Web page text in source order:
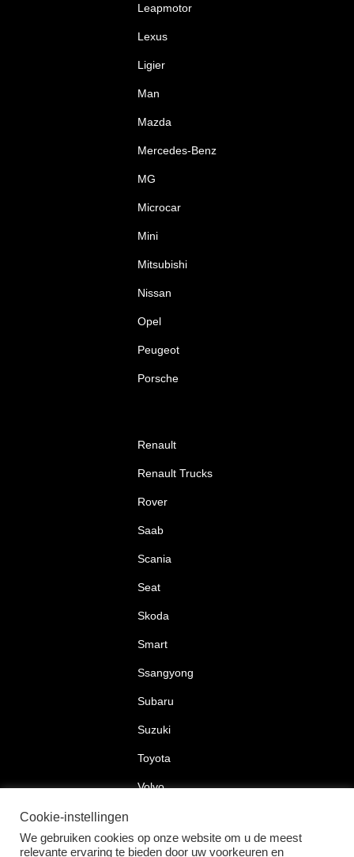
Leapmotor
Lexus
Ligier
Man
Mazda
Mercedes-Benz
MG
Microcar
Mini
Mitsubishi
Nissan
Opel
Peugeot
Porsche
Renault
Renault Trucks
Rover
Saab
Scania
Seat
Skoda
Smart
Ssangyong
Subaru
Suzuki
Toyota
Volvo
Cookie-instellingen
We gebruiken cookies op onze website om u de meest
relevante ervaring te bieden door uw voorkeuren en